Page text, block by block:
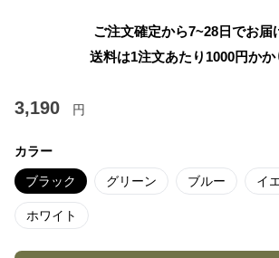
ご注文確定から7~28日でお届
送料は1注文あたり 1000円か
3,190 円
カラー
ブラック グリーン ブルー イ
ホワイト